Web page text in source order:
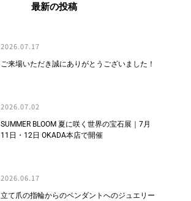
最新の投稿
2026.07.17
ご来場いただき誠にありがとうございました！
2026.07.02
SUMMER BLOOM 夏に咲く世界の宝石展｜7月
11日・12日 OKADA本店で開催
2026.06.17
立て爪の指輪からのペンダントへのジュエリー